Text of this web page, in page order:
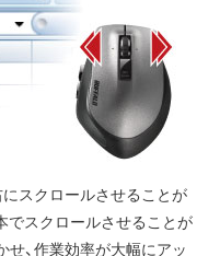
スクロールさせることが
でスクロールさせることが
せ、作業効率が大幅にアッ